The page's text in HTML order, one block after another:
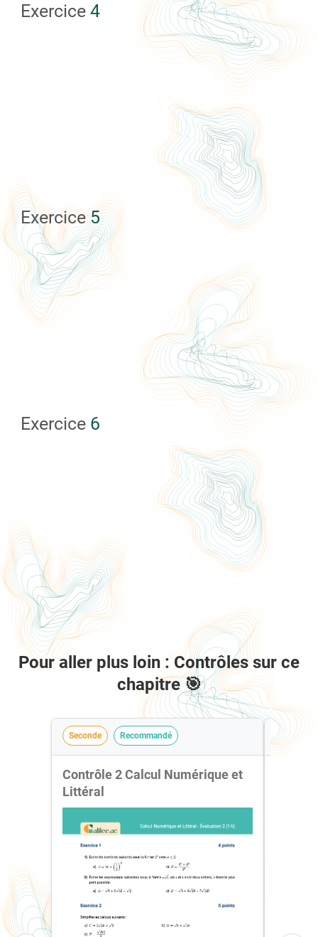
Exercice 4
Exercice 5
Exercice 6
Pour aller plus loin : Contrôles sur ce
chapitre 🎯
Seconde Recommandé
Contrôle 2 Calcul Numérique et
Littéral
Seconde